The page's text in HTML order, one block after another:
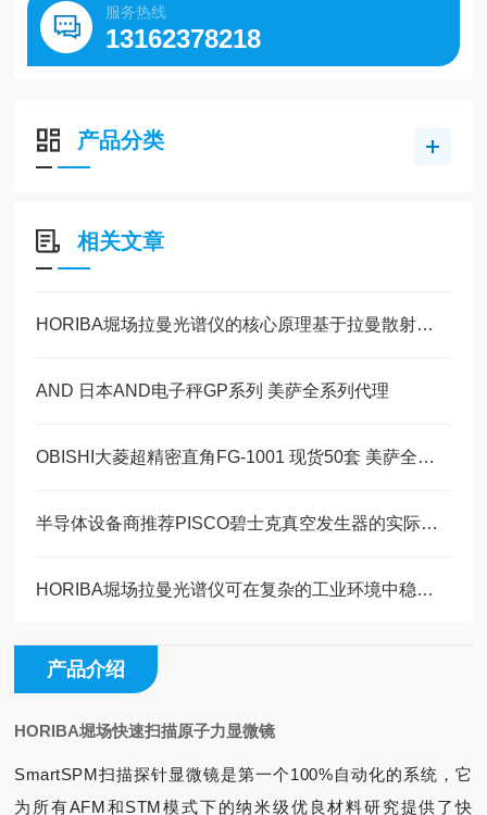
服务热线
13162378218
产品分类
相关文章
HORIBA堀场拉曼光谱仪的核心原理基于拉曼散射效应
AND 日本AND电子秤GP系列 美萨全系列代理
OBISHI大菱超精密直角FG-1001 现货50套 美萨全系列代理
半导体设备商推荐PISCO碧士克真空发生器的实际应用案例
HORIBA堀场拉曼光谱仪可在复杂的工业环境中稳定运行
产品介绍
HORIBA堀场快速扫描原子力显微镜
SmartSPM扫描探针显微镜是第一个100%自动化的系统，它
为所有AFM和STM模式下的纳米级优良材料研究提供了快